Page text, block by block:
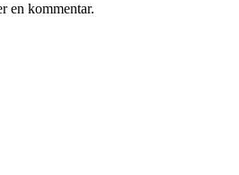
en kommentar.